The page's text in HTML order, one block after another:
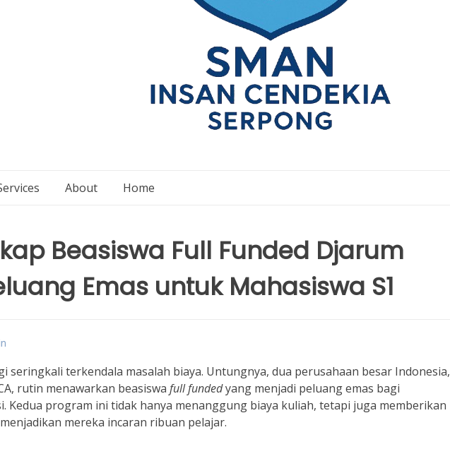
About Home
Beasiswa Full Funded Djarum
Emas untuk Mahasiswa S1
seringkali terkendala masalah biaya. Untungnya, dua perusahaan besar Indonesia,
rutin menawarkan beasiswa full fundedyang menjadi peluang emas bagi
Kedua program ini tidak hanya menanggung biaya kuliah, tetapi juga memberikan
mereka incaran ribuan pelajar.